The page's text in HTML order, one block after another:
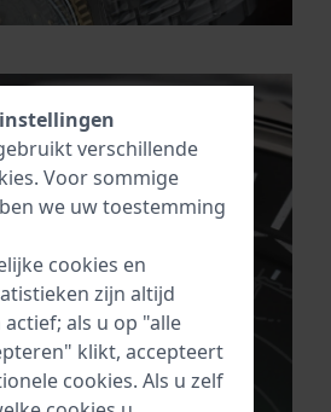
verschillende
. Voor sommige
we uw toestemming
cookies en
zijn altijd
als u op "alle
klikt, accepteert
cookies. Als u zelf